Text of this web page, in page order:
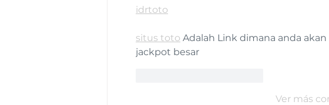
idrtoto
situs toto Adalah Link dimana anda
jackpot besar
Ver más